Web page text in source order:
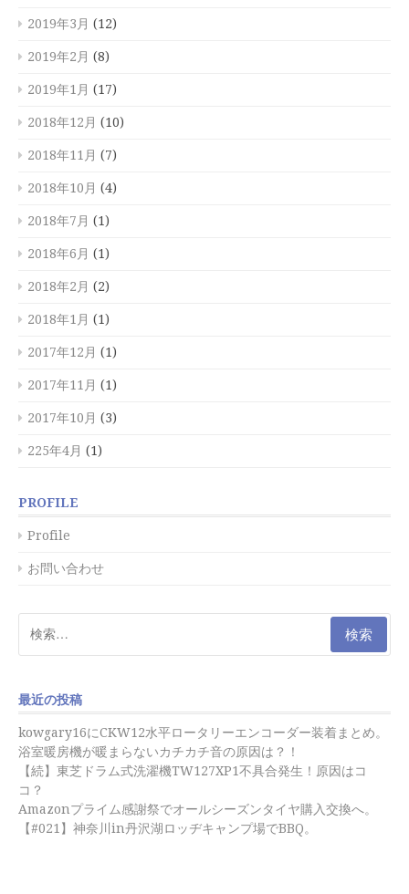
2019年3月 (12)
2019年2月 (8)
2019年1月 (17)
2018年12月 (10)
2018年11月 (7)
2018年10月 (4)
2018年7月 (1)
2018年6月 (1)
2018年2月 (2)
2018年1月 (1)
2017年12月 (1)
2017年11月 (1)
2017年10月 (3)
225年4月 (1)
PROFILE
Profile
お問い合わせ
索:
最近の投稿
kowgary16にCKW12水平ロータリーエンコーダー装着まとめ。
浴室暖房機が暖まらないカチカチ音の原因は？！
【続】東芝ドラム式洗濯機TW127XP1不具合発生！原因はコ
コ？
Amazonプライム感謝祭でオールシーズンタイヤ購入交換へ。
【#021】神奈川in丹沢湖ロッヂキャンプ場でBBQ。